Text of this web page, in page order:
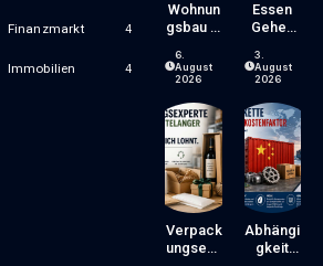
Finanzmarkt 4
Immobilien 4
Wohnun
Gsbau In
Krise:
Worauf
En Und
Käufer
Bei
Kosten,
Finanzie
Rung
Zeitplan
Achten
6.
August
2026
Essen
Gehen
Zum
Luxus?
Gastron
Omiepre
Ise
Entsteh
En Und
Worauf
Gäste
Achten
Können
3.
August
2026
Verpack
Ungsexp
Abhängi
Gkeit